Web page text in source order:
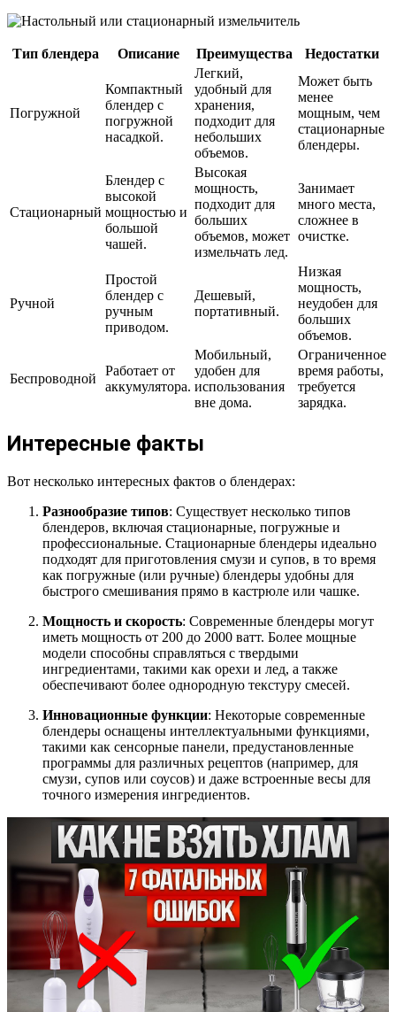
Тип блендера Описание Преимущества Недостатки
Погружной
Компактный
блендер с
погружной
насадкой.
Легкий,
удобный для
хранения,
подходит для
небольших
объемов.
Может быть
менее
мощным, чем
стационарные
блендеры.
Стационарный
Блендер с
высокой
мощностью и
большой
чашей.
Высокая
мощность,
подходит для
больших
объемов, может
измельчать лед.
Занимает
много места,
сложнее в
очистке.
Ручной
Простой
блендер с
ручным
приводом.
Дешевый,
портативный.
Низкая
мощность,
неудобен для
больших
объемов.
Беспроводной
Работает от
аккумулятора.
Мобильный,
удобен для
использования
вне дома.
Ограниченное
время работы,
требуется
зарядка.
Интересные факты
Вот несколько интересных фактов о блендерах:
Разнообразие типов: Существует несколько типов
блендеров, включая стационарные, погружные и
профессиональные. Стационарные блендеры идеально
подходят для приготовления смузи и супов, в то время
как погружные (или ручные) блендеры удобны для
быстрого смешивания прямо в кастрюле или чашке.
Мощность и скорость: Современные блендеры могут
иметь мощность от 200 до 2000 ватт. Более мощные
модели способны справляться с твердыми
ингредиентами, такими как орехи и лед, а также
обеспечивают более однородную текстуру смесей.
Инновационные функции: Некоторые современные
блендеры оснащены интеллектуальными функциями,
такими как сенсорные панели, предустановленные
программы для различных рецептов (например, для
смузи, супов или соусов) и даже встроенные весы для
точного измерения ингредиентов.